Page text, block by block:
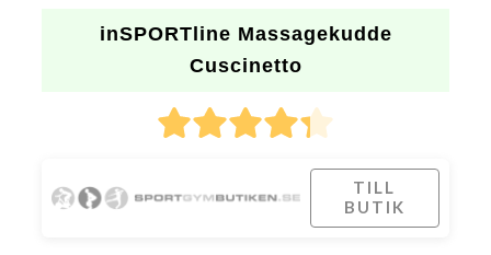
inSPORTline Massagekudde
Cuscinetto
TILL
BUTIK